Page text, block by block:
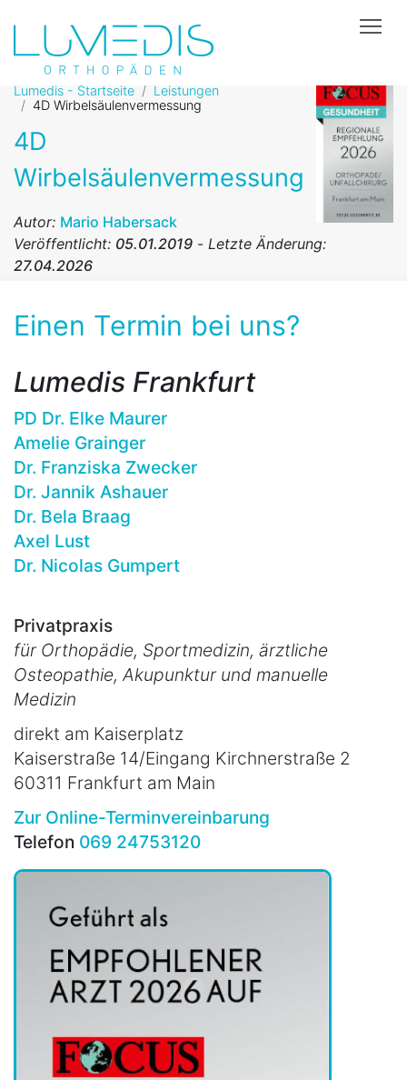
Lumedis - Startseite
Leistungen
4D Wirbelsäulenvermessung
4D
Wirbelsäulenvermessung
Autor: Mario Habersack
Veröffentlicht: 05.01.2019 - Letzte Änderung:
27.04.2026
Einen Termin bei uns?
Lumedis Frankfurt
PD Dr. Elke Maurer
Amelie Grainger
Dr. Franziska Zwecker
Dr. Jannik Ashauer
Dr. Bela Braag
Axel Lust
Dr. Nicolas Gumpert
Privatpraxis
für Orthopädie, Sportmedizin, ärztliche
Osteopathie, Akupunktur und manuelle
Medizin
direkt am Kaiserplatz
Kaiserstraße 14/Eingang Kirchnerstraße 2
60311 Frankfurt am Main
Zur Online-Terminvereinbarung
Telefon 069 24753120